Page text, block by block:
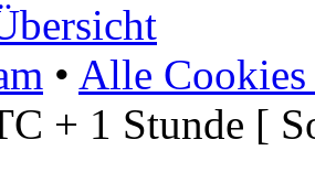
• Alle Cookies
+ 1 Stunde [